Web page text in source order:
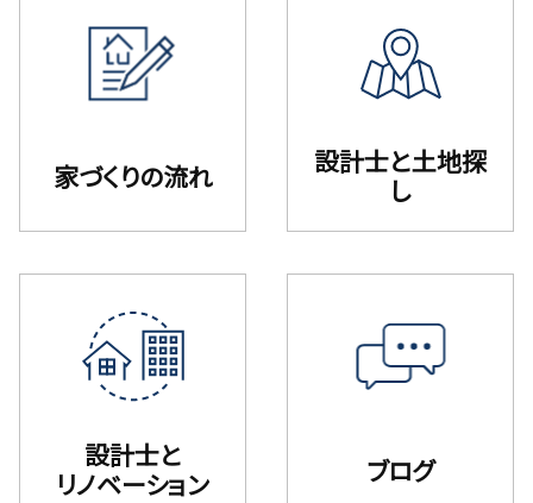
家づくりの流れ
設計⼠と⼟地探
し
設計士と
リノベーション
ブログ